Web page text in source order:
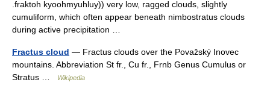
.fraktoh kyoohmyuhluy)) very low, ragged clouds, slightly
cumuliform, which often appear beneath nimbostratus clouds
during active precipitation …
Fractus cloud — Fractus clouds over the Považský Inovec
mountains. Abbreviation St fr., Cu fr., Frnb Genus Cumulus or
Stratus …
Wikipedia